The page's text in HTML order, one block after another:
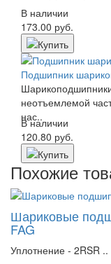
В наличии
173.00 руб.
Подшипник
неотъемлемой
нас..
В наличии
120.80 руб.
Похожие
Шариковые
FAG
Уплотнение - 2RSR ..